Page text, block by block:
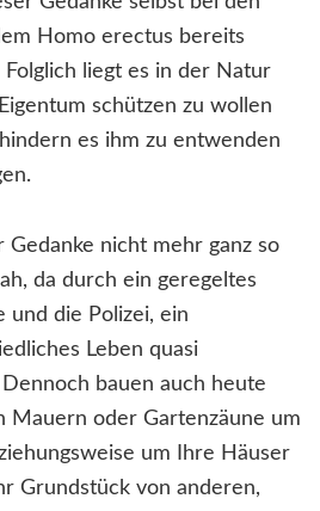
Homo erectus bereits
liegt es in der Natur
schützen zu wollen
es ihm zu entwenden
Gedanke nicht mehr ganz so
da durch ein geregeltes
und die Polizei, ein
Leben quasi
bauen auch heute
Mauern oder Gartenzäune um
um Ihre Häuser
Grundstück von anderen,